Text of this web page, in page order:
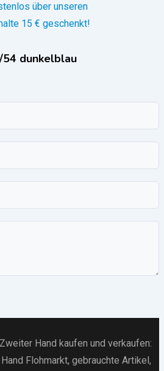
über unseren
15 € geschenkt!
dunkelblau
Zweiter Hand kaufen und verkaufen:
Flohmarkt, gebrauchte Artikel ,